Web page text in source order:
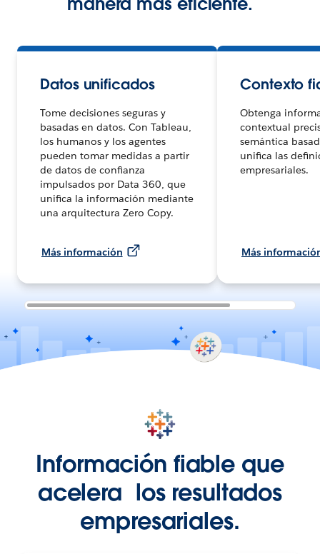
Datos unificados
Tome decisiones seguras y
basadas en datos. Con Tableau,
los humanos y los agentes
pueden tomar medidas a partir
de datos de confianza
impulsados por Data 360, que
unifica la información mediante
una arquitectura Zero Copy.
Más información
Contexto
Obtenga
contextual
semántica
unifica las
empresariales.
Más
Información fiable que
acelera los resultados
empresariales.